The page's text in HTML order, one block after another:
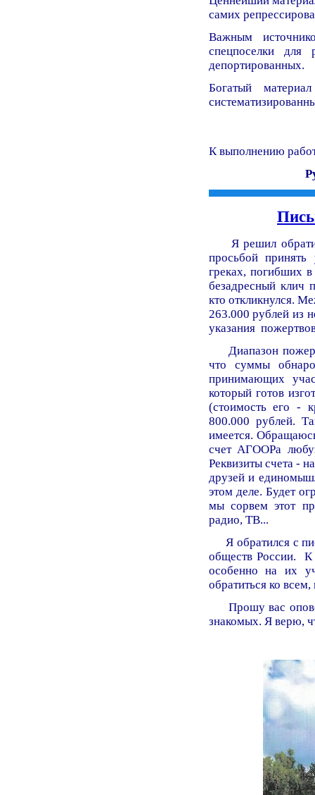
самих
Важным
спецпоселки для
депортированных.
Богатый
К выполнению
Я решил
просьбой
греках, погибших
безадресный клич
кто откликнулся.
263.000 рублей из
указания
Диапазон
что суммы
принимающих
который готов
(стоимость его -
800.000 рублей.
имеется.
счет АГООРа
Реквизиты счета -
друзей и
этом деле. Будет
мы сорвем этот
радио, ТВ...
Я обратился с
обществ России. К
особенно на их
обратиться ко
Прошу вас
знакомых. Я верю,